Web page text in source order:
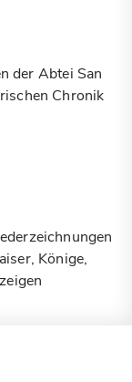
der Abtei San
Chronik
Könige,